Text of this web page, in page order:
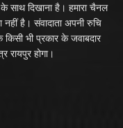
साथ दिखाना है। हमारा चैनल
नहीं है। संवादाता अपनी रुचि
भी प्रकार के जवाबदार
रायपुर होगा।